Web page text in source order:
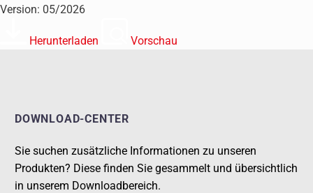
Version: 05/2026
Herunterladen Vorschau
DOWNLOAD-CENTER
Sie suchen zusätzliche Informationen zu unseren
Produkten? Diese finden Sie gesammelt und übersichtlich
in unserem Downloadbereich.